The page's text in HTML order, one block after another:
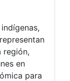
región,
en
para